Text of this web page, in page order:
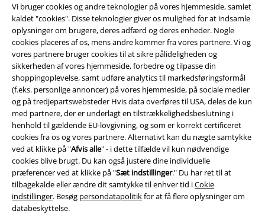
Vi bruger cookies og andre teknologier på vores hjemmeside, samlet
kaldet "cookies". Disse teknologier giver os mulighed for at indsamle
oplysninger om brugere, deres adfærd og deres enheder. Nogle
cookies placeres af os, mens andre kommer fra vores partnere. Vi og
vores partnere bruger cookies til at sikre pålideligheden og
sikkerheden af ​​vores hjemmeside, forbedre og tilpasse din
shoppingoplevelse, samt udføre analytics til markedsføringsformål
(f.eks. personlige annoncer) på vores hjemmeside, på sociale medier
og på tredjepartswebsteder Hvis data overføres til USA, deles de kun
med partnere, der er underlagt en tilstrækkelighedsbeslutning i
henhold til gældende EU-lovgivning, og som er korrekt certificeret
cookies fra os og vores partnere. Alternativt kan du nægte samtykke
ved at klikke på "Afvis alle" - i dette tilfælde vil kun nødvendige
cookies blive brugt. Du kan også justere dine individuelle
præferencer ved at klikke på "Sæt indstillinger." Du har ret til at
tilbagekalde eller ændre dit samtykke til enhver tid iCokie
indstillinger. Besøg persondatapolitikfor at få flere oplysninger om
databeskyttelse.
Juridisk
Salgs-, medlems- & leveringsbetingelser
Om EMP Danmark
Persondatapolitik
Bortskaffelse af affald og miljøbeskyttelse
Overensstemmelseserklæring